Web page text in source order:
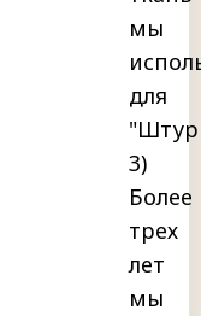
мы
для
3)
Более
трех
лет
мы